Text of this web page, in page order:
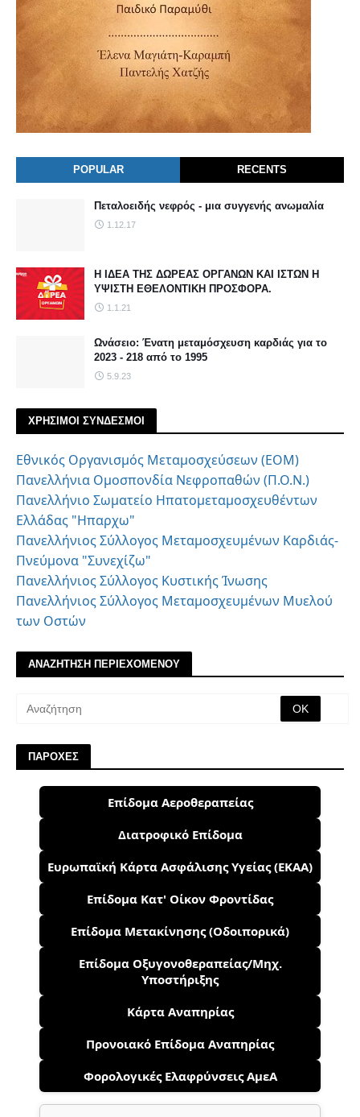
POPULAR RECENTS
Πεταλοειδής νεφρός - μια συγγενής ανωμαλία
1.12.17
Η ΙΔΕΑ ΤΗΣ ΔΩΡΕΑΣ ΟΡΓΑΝΩΝ ΚΑΙ ΙΣΤΩΝ Η
ΥΨΙΣΤΗ ΕΘΕΛΟΝΤΙΚΗ ΠΡΟΣΦΟΡΑ.
1.1.21
Ωνάσειο: Ένατη μεταμόσχευση καρδιάς για το
2023 - 218 από το 1995
5.9.23
ΧΡΗΣΙΜΟΙ ΣΥΝΔΕΣΜΟΙ
Εθνικός Οργανισμός Μεταμοσχεύσεων (ΕΟΜ)
Πανελλήνια Ομοσπονδία Νεφροπαθών (Π.Ο.Ν.)
Πανελλήνιο Σωματείο Ηπατομεταμοσχευθέντων
Ελλάδας "Ηπαρχω"
Πανελλήνιος Σύλλογος Μεταμοσχευμένων Καρδιάς-
Πνεύμονα "Συνεχίζω"
Πανελλήνιος Σύλλογος Κυστικής Ίνωσης
Πανελλήνιος Σύλλογος Μεταμοσχευμένων Μυελού
των Οστών
ΑΝΑΖΗΤΗΣΗ ΠΕΡΙΕΧΟΜΕΝΟΥ
ΠΑΡΟΧΕΣ
Επίδομα Αεροθεραπείας
Διατροφικό Επίδομα
Ευρωπαϊκή Κάρτα Ασφάλισης Υγείας (ΕΚΑΑ)
Επίδομα Κατ' Οίκον Φροντίδας
Επίδομα Μετακίνησης (Οδοιπορικά)
Επίδομα Οξυγονοθεραπείας/Μηχ.
Υποστήριξης
Κάρτα Αναπηρίας
Προνοιακό Επίδομα Αναπηρίας
Φορολογικές Ελαφρύνσεις ΑμεΑ